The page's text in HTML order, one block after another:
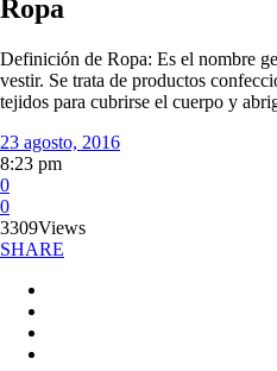
Ropa
Definición de Ropa: Es el nombre
vestir. Se trata de productos
tejidos para cubrirse el cuerpo y
23 agosto, 2016
8:23 pm
0
0
3309Views
SHARE